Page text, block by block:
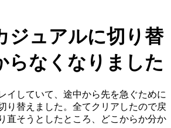
ジュアルに切り替
らなくなりました
イしていて、途中から先を急ぐために
り替えました。全てクリアしたので戻
直そうとしたところ、どこからか分か